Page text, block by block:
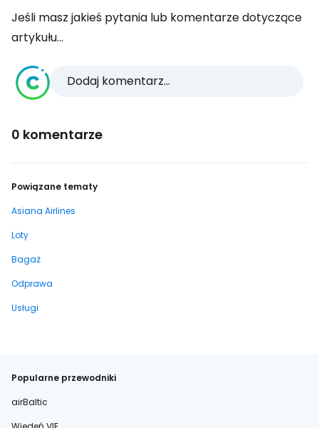
Jeśli masz jakieś pytania lub komentarze dotyczące
artykułu...
Dodaj komentarz...
0 komentarze
Powiązane tematy
Asiana Airlines
Loty
Bagaż
Odprawa
Usługi
Popularne przewodniki
airBaltic